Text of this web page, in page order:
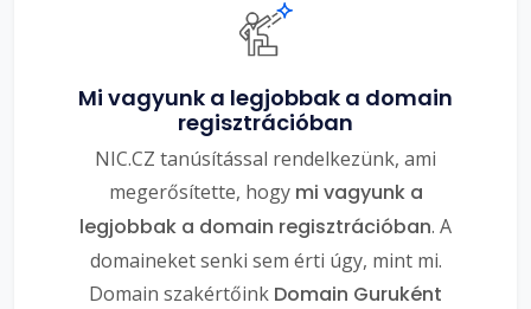
Mi vagyunk a legjobbak a domain
regisztrációban
NIC.CZ tanúsítással rendelkezünk, ami
megerősítette, hogy mi vagyunk a
legjobbak a domain regisztrációban. A
domaineket senki sem érti úgy, mint mi.
Domain szakértőink Domain Guruként